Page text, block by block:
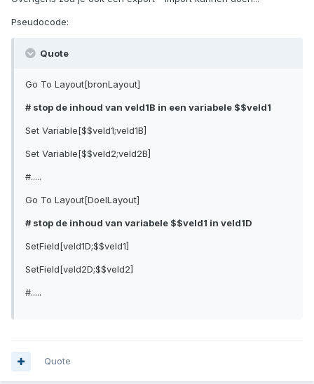
Pseudocode:
Quote
Go To Layout[bronLayout]
# stop de inhoud van veld1B in een variabele $$veld1
Set Variable[$$veld1;veld1B]
Set Variable[$$veld2;veld2B]
#.....
Go To Layout[DoelLayout]
# stop de inhoud van variabele $$veld1 in veld1D
SetField[veld1D;$$veld1]
SetField[veld2D;$$veld2]
#.....
Quote